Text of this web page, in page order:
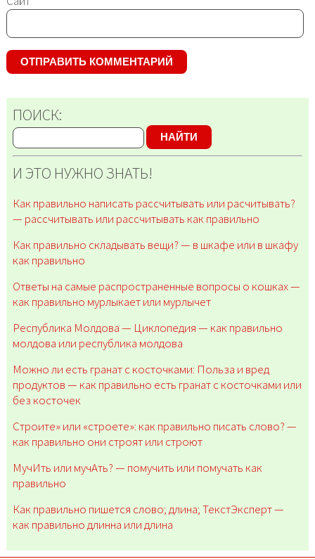
ПОИСК:
НАЙТИ
И ЭТО НУЖНО ЗНАТЬ!
Как правильно написать рассчитывать или расчитывать?
— рассчитывать или рассчитывать как правильно
Как правильно складывать вещи? — в шкафе или в шкафу
как правильно
Ответы на самые распространенные вопросы о кошках —
как правильно мурлыкает или мурлычет
Республика Молдова — Циклопедия — как правильно
молдова или республика молдова
Можно ли есть гранат с косточками: Польза и вред
продуктов — как правильно есть гранат с косточками или
без косточек
Строите» или «строете»: как правильно писать слово? —
как правильно они строят или строют
МучИть или мучАть? — помучить или помучать как
правильно
Как правильно пишется слово; длина; ТекстЭксперт —
как правильно длинна или длина